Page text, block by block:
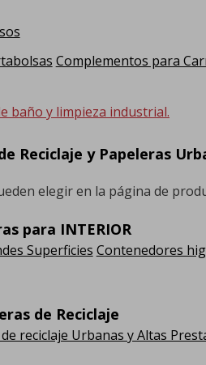
Complementos para
baño y limpieza industrial.
Reciclaje y Papeleras
para INTERIOR
Superficies Contenedores
de Reciclaje
reciclaje Urbanas y Altas
elegir en la página de